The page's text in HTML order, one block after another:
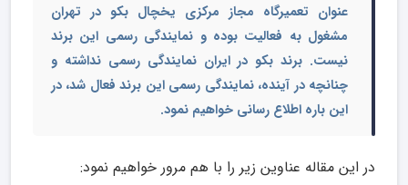
عنوان تعمیرگاه مجاز مرکزی یخچال بکو در تهران
مشغول به فعالیت بوده و نمایندگی رسمی این برند
نیست. برند بکو در ایران نمایندگی رسمی نداشته و
چنانچه در آینده، نمایندگی رسمی این برند فعال شد، در
این باره اطلاع رسانی خواهیم نمود.
در این مقاله عناوین زیر را با هم مرور خواهیم نمود: